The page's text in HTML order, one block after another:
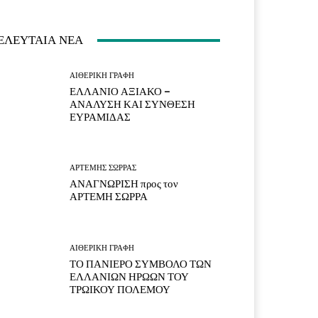
ΝΕΑ
ΑΙΘΕΡΙΚΗ ΓΡΑΦΗ
ΕΛΛΑΝΙΟ ΑΞΙΑΚΟ –
ΑΝΑΛΥΣΗ ΚΑΙ ΣΥΝΘΕΣΗ
ΕΥΡΑΜΙΔΑΣ
ΑΡΤΕΜΗΣ ΣΩΡΡΑΣ
ΑΝΑΓΝΩΡΙΣΗ προς τον
ΑΡΤΕΜΗ ΣΩΡΡΑ
ΑΙΘΕΡΙΚΗ ΓΡΑΦΗ
ΤΟ ΠΑΝΙΕΡΟ ΣΥΜΒΟΛΟ ΤΩΝ
ΕΛΛΑΝΙΩΝ ΗΡΩΩΝ ΤΟΥ
ΤΡΩΙΚΟΥ ΠΟΛΕΜΟΥ